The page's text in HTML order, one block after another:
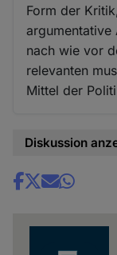
Form der
argumentative
nach wie vor
relevanten
Mittel der
Diskussion
Share